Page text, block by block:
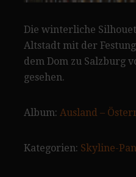
Die winterliche
Altstadt mit der
dem Dom zu Salzburg
gesehen.
Album: Ausland –
Kategorien: Skyline-